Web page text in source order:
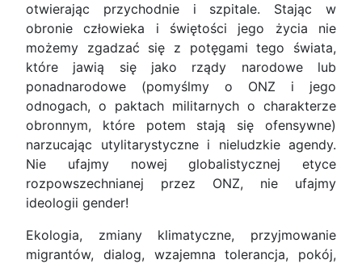
otwierając przychodnie i szpitale. Stając w
obronie człowieka i świętości jego życia nie
możemy zgadzać się z potęgami tego świata,
które jawią się jako rządy narodowe lub
ponadnarodowe (pomyślmy o ONZ i jego
odnogach, o paktach militarnych o charakterze
obronnym, które potem stają się ofensywne)
narzucając utylitarystyczne i nieludzkie agendy.
Nie ufajmy nowej globalistycznej etyce
rozpowszechnianej przez ONZ, nie ufajmy
ideologii gender!
Ekologia, zmiany klimatyczne, przyjmowanie
migrantów, dialog, wzajemna tolerancja, pokój,